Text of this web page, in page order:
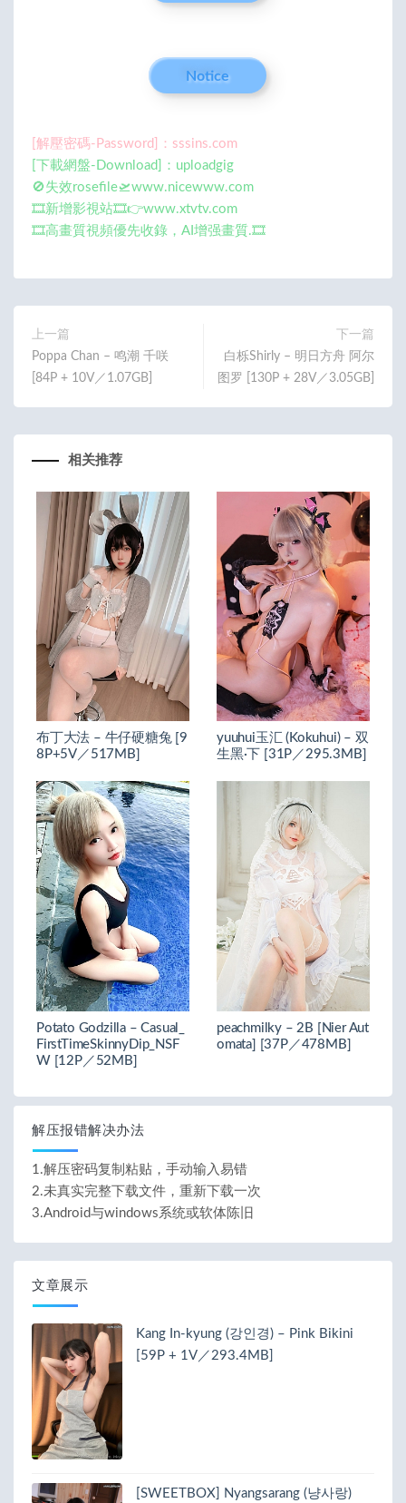
Notice
[解壓密碼-Password]：sssins.com
[下載網盤-Download]：uploadgig
🚫失效rosefile🛫www.nicewww.com
🎞️新增影視站🎞️👉www.xtvtv.com
🎞️高畫質視頻優先收錄，AI增强畫質.🎞️
上一篇
Poppa Chan – 鸣潮 千咲
[84P + 10V／1.07GB]
下一篇
白栎Shirly – 明日方舟 阿尔
图罗 [130P + 28V／3.05GB]
相关推荐
布丁大法 – 牛仔硬糖兔 [9
8P+5V／517MB]
yuuhui玉汇 (Kokuhui) – 双
生黑·下 [31P／295.3MB]
Potato Godzilla – Casual_
FirstTimeSkinnyDip_NSF
W [12P／52MB]
peachmilky – 2B [Nier Aut
omata] [37P／478MB]
解压报错解决办法
1.解压密码复制粘贴，手动输入易错
2.未真实完整下载文件，重新下载一次
3.Android与windows系统或软体陈旧
文章展示
Kang In-kyung (강인경) – Pink Bikini
[59P + 1V／293.4MB]
[SWEETBOX] Nyangsarang (냥사랑)